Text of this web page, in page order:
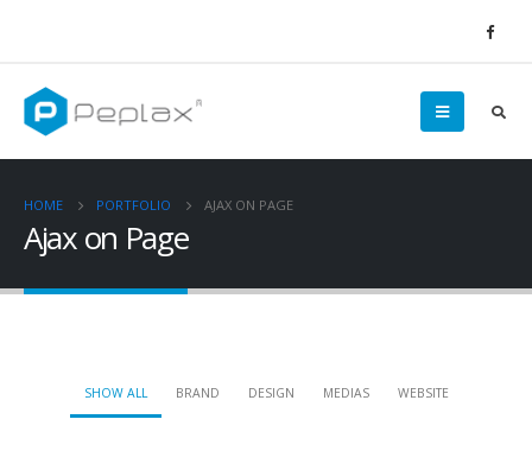
HOME PORTFOLIO AJAX ON PAGE
Ajax on Page
SHOW ALL BRAND DESIGN MEDIAS WEBSITE